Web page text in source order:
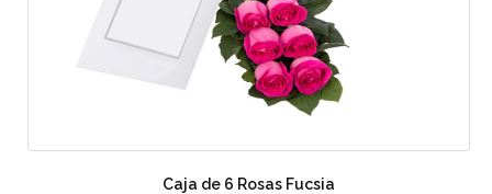
Caja de 6 Rosas Fucsia